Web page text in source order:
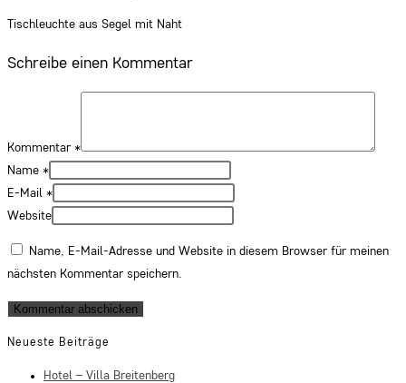
Tischleuchte aus Segel mit Naht
Schreibe einen Kommentar
Kommentar *
Name *
E-Mail *
Website
Name, E-Mail-Adresse und Website in diesem Browser für meinen
nächsten Kommentar speichern.
Neueste Beiträge
Hotel – Villa Breitenberg